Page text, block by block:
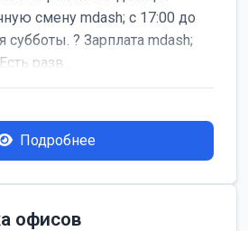
смену mdash; с 17:00 до
субботы. ? Зарплата mdash;
разв...
Подробнее
офисов